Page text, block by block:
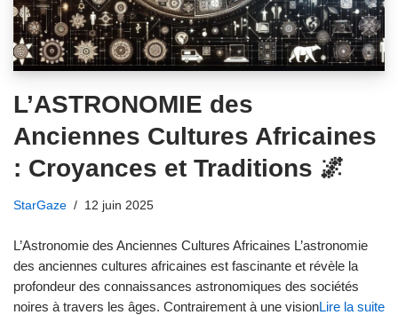
L’ASTRONOMIE des
Anciennes Cultures Africaines
: Croyances et Traditions 🌌
StarGaze 12 juin 2025
L’Astronomie des Anciennes Cultures Africaines L’astronomie
des anciennes cultures africaines est fascinante et révèle la
profondeur des connaissances astronomiques des sociétés
noires à travers les âges. Contrairement à une visionLire la suite